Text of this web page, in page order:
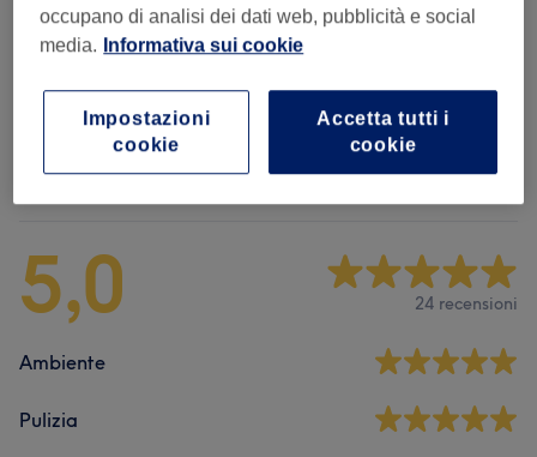
Barba E Capelli Uomo (3) da € 12
Recensioni salone
5,0 24 recensioni
Ambiente
Pulizia
occupano di analisi dei dati web, pubblicità e social
media. Informativa sui cookie
Accetta tutti i
cookie
Impostazioni
cookie